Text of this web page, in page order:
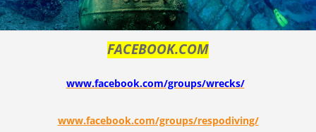
FACEBOOK.COM
www.facebook.com/groups/wrecks/
www.facebook.com/groups/respodiving/